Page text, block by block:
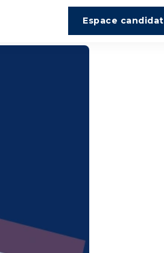
Espace candidat